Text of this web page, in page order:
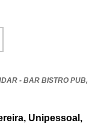
- BAR BISTRO PUB,
Unipessoal,